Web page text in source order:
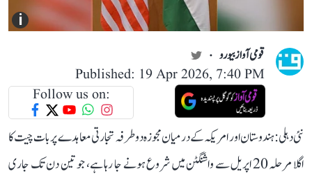
i
قومی آواز بیورو
Published: 19 Apr 2026, 7:40 PM
Follow us on:
نئی دہلی: ہندوستان اور امریکہ کے درمیان مجوزہ دو طرفہ تجارتی معاہدے پر بات چیت کا
اگلا مرحلہ 20 اپریل سے واشنگٹن میں شروع ہونے جا رہا ہے، جو تین دن تک جاری